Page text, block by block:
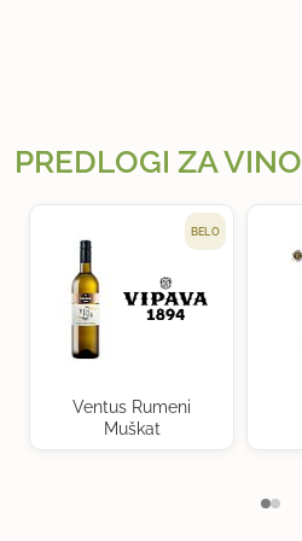
PREDLOGI ZA VINO
BELO
Ventus Rumeni
Muškat